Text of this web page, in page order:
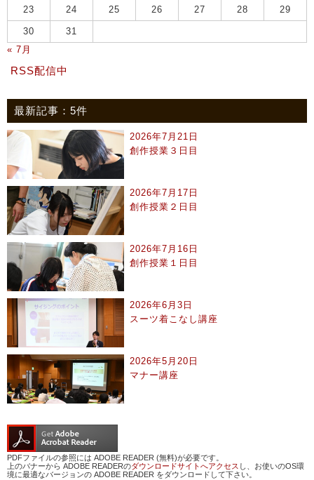
23 24 25 26 27 28 29
30
31
« 7月
RSS配信中
最新記事：5件
2026年7月21日
創作授業３日目
2026年7月17日
創作授業２日目
2026年7月16日
創作授業１日目
2026年6月3日
スーツ着こなし講座
2026年5月20日
マナー講座
PDFファイルの参照には ADOBE READER (無料)が必要です。
上のバナーから ADOBE READERのダウンロードサイトへアクセス し、お使いのOS環
境に最適なバージョンの ADOBE READER をダウンロードして下さい。